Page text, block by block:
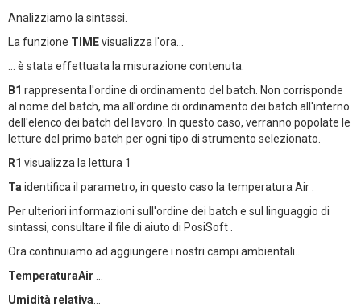
Analizziamo la sintassi.
La funzione TIMEvisualizza l'ora...
... è stata effettuata la misurazione contenuta.
B1 rappresenta l'ordine di ordinamento del batch. Non corrisponde
al nome del batch, ma all'ordine di ordinamento dei batch all'interno
dell'elenco dei batch del lavoro. In questo caso, verranno popolate le
letture del primo batch per ogni tipo di strumento selezionato.
R1 visualizza la lettura 1
Ta identifica il parametro, in questo caso la temperatura Air .
Per ulteriori informazioni sull'ordine dei batch e sul linguaggio di
sintassi, consultare il file di aiuto di PosiSoft .
Ora continuiamo ad aggiungere i nostri campi ambientali...
TemperaturaAir
Umidità relativa